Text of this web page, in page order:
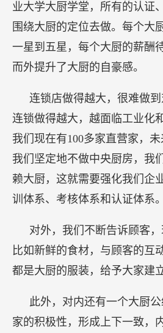
业大学大厨学堂，所有的认证
围绕大厨的定位去做。每个大
一星到五星，每个大厨的薪酬
而外提升了大厨的自豪感。
连锁店做得越大，很难做
连锁做得越大，越面临工业化
我们现在有100多家直营家，未
我们坚定地不做中央厨房，我
赖大厨，这就需要强化我们企
训体系、考核体系和认证体系。
对外，我们不断告诉顾客，
比如新鲜的食材，与顾客的互
都是大厨的服装，给予大家建
此外，对内还有一个大厨
家的积极性，形成上下一致，